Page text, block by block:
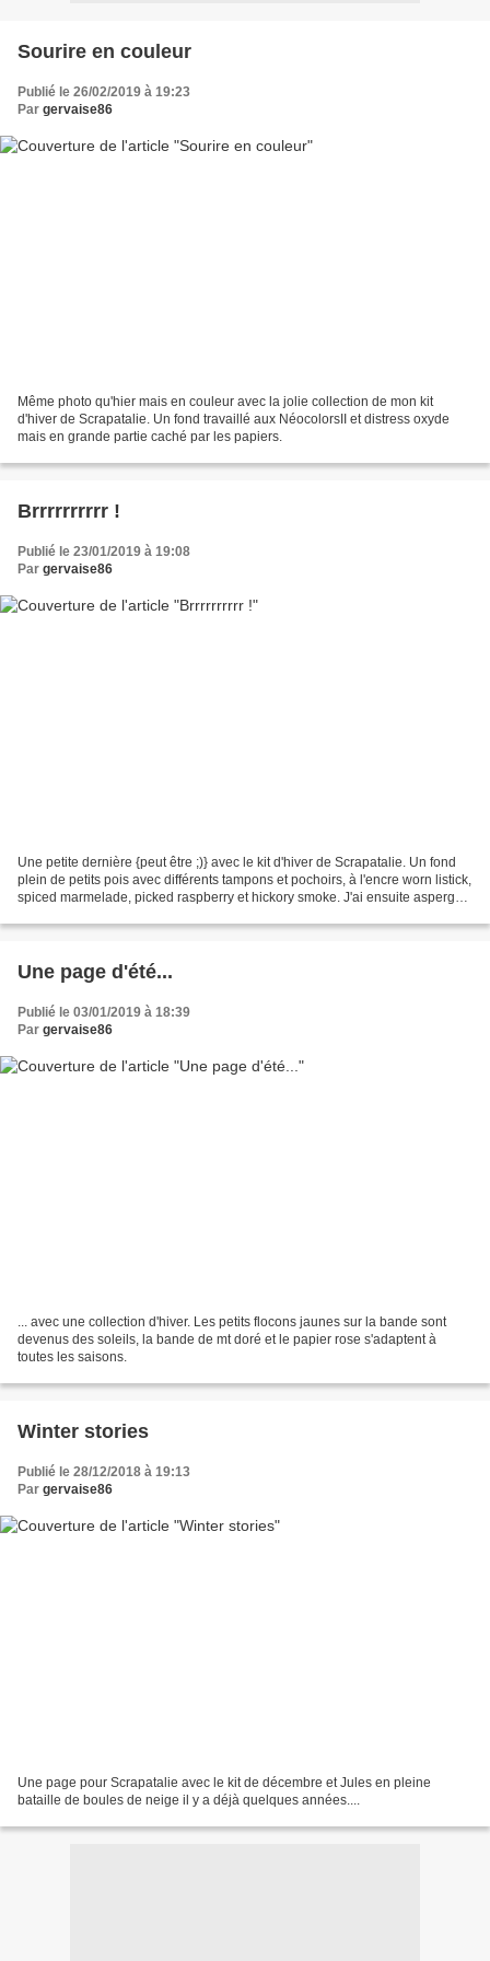
Sourire en couleur
Publié le 26/02/2019 à 19:23
Par gervaise86
Même photo qu'hier mais en couleur avec la jolie collection de mon kit
d'hiver de Scrapatalie. Un fond travaillé aux NéocolorsII et distress oxyde
mais en grande partie caché par les papiers.
Brrrrrrrrrr !
Publié le 23/01/2019 à 19:08
Par gervaise86
Une petite dernière {peut être ;)} avec le kit d'hiver de Scrapatalie. Un fond
plein de petits pois avec différents tampons et pochoirs, à l'encre worn listick,
spiced marmelade, picked raspberry et hickory smoke. J'ai ensuite aspergé
Une page d'été...
Publié le 03/01/2019 à 18:39
Par gervaise86
... avec une collection d'hiver. Les petits flocons jaunes sur la bande sont
devenus des soleils, la bande de mt doré et le papier rose s'adaptent à
toutes les saisons.
Winter stories
Publié le 28/12/2018 à 19:13
Par gervaise86
Une page pour Scrapatalie avec le kit de décembre et Jules en pleine
bataille de boules de neige il y a déjà quelques années....